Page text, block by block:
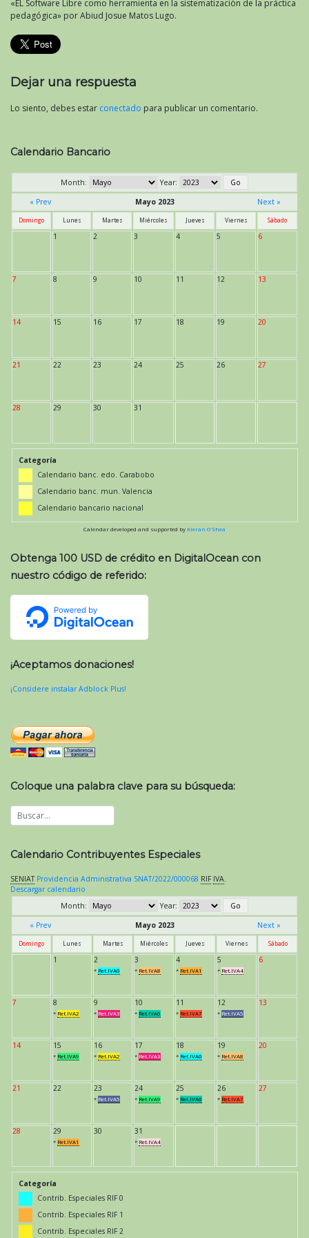
«EL Software Libre como herramienta en la sistematización de la práctica
pedagógica» por Abiud Josue Matos Lugo.
Dejar una respuesta
Lo siento, debes estar conectado para publicar un comentario.
Calendario Bancario
Month:
Year:
« Prev
Mayo 2023 Next »
Domingo Lunes Martes Miércoles Jueves Viernes Sábado
1 2 3 4 5 6
7 8 9 10 11 12 13
14 15 16 17 18 19 20
21 22 23 24 25 26 27
28 29 30 31
Categoría
Calendario banc. edo. Carabobo
Calendario banc. mun. Valencia
Calendario bancario nacional
Calendar developed and supported by Kieran O'Shea
Obtenga 100 USD de crédito en DigitalOcean con
nuestro código de referido:
¡Aceptamos donaciones!
¡Considere instalar Adblock Plus!
Coloque una palabra clave para su búsqueda:
Calendario Contribuyentes Especiales
SENIAT Providencia Administrativa SNAT/2022/000068 RIF IVA
Descargar calendario
Month:
Year:
« Prev
Mayo 2023 Next »
Domingo Lunes Martes Miércoles Jueves Viernes Sábado
1 2
* Ret.IVA0
3
* Ret.IVA8
4
* Ret.IVA1
5
* Ret.IVA4
6
7 8
* Ret.IVA2
9
* Ret.IVA3
10
* Ret.IVA6
11
* Ret.IVA7
12
* Ret.IVA5
13
14 15
* Ret.IVA9
16
* Ret.IVA2
17
* Ret.IVA3
18
* Ret.IVA0
19
* Ret.IVA8
20
21 22 23
* Ret.IVA5
24
* Ret.IVA9
25
* Ret.IVA6
26
* Ret.IVA7
27
28 29
* Ret.IVA1
30 31
* Ret.IVA4
Categoría
Contrib. Especiales RIF 0
Contrib. Especiales RIF 1
Contrib. Especiales RIF 2